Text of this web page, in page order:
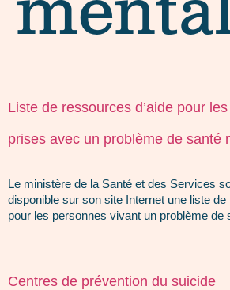
Liste de ressources d’aide pour
prises avec un problème de santé
Le ministère de la Santé et des Services
disponible sur son site Internet une liste de
pour les personnes vivant un problème de
Centres de prévention du suicide